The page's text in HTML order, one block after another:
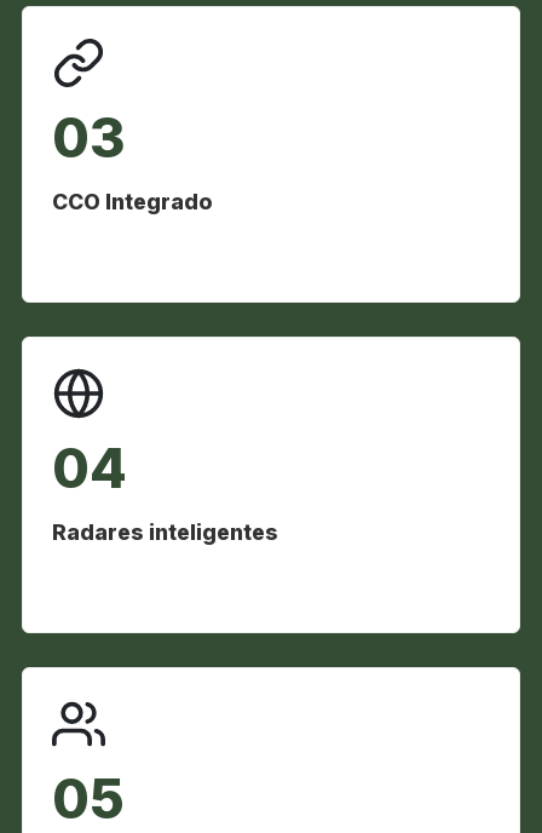
03
CCO Integrado
04
Radares inteligentes
05